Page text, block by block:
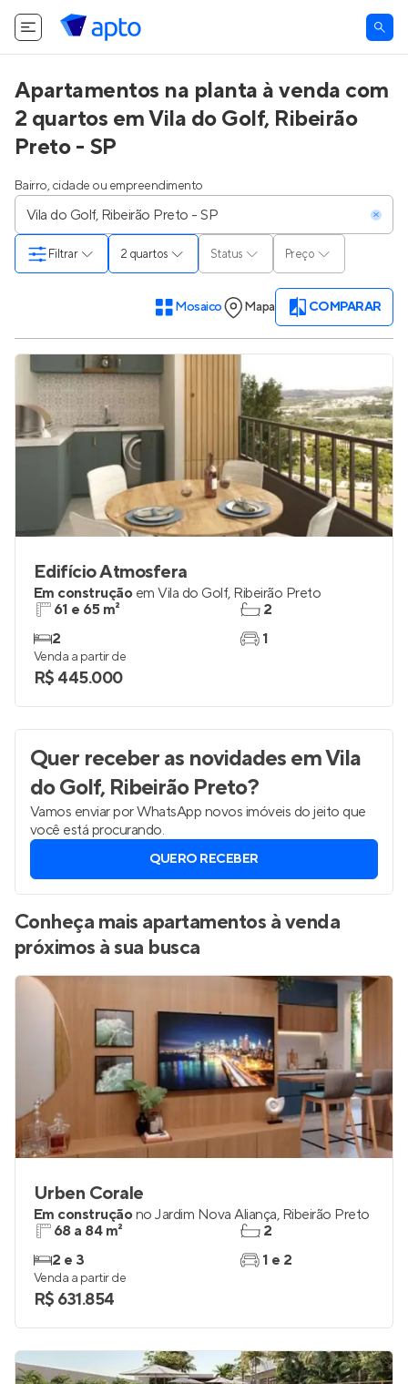
Apartamentos na planta à venda com
2 quartos em Vila do Golf, Ribeirão
Preto - SP
Bairro, cidade ou empreendimento
2 quartos Status Preço
Filtrar
Mosaico Mapa COMPARAR
Edifício Atmosfera
Em construção em Vila do Golf, Ribeirão Preto
61 e 65 m²
2
2
1
Venda a partir de
R$ 445.000
Quer receber as novidadesem Vila
do Golf, Ribeirão Preto?
Vamos enviar por WhatsApp novos imóveis do jeito que
você está procurando.
QUERO RECEBER
Conheça mais apartamentos à venda
próximos à sua busca
Urben Corale
Em construçãono Jardim Nova Aliança, Ribeirão Preto
68 a 84 m²
2 e 3
2
1 e 2
Venda a partir de
R$ 631.854